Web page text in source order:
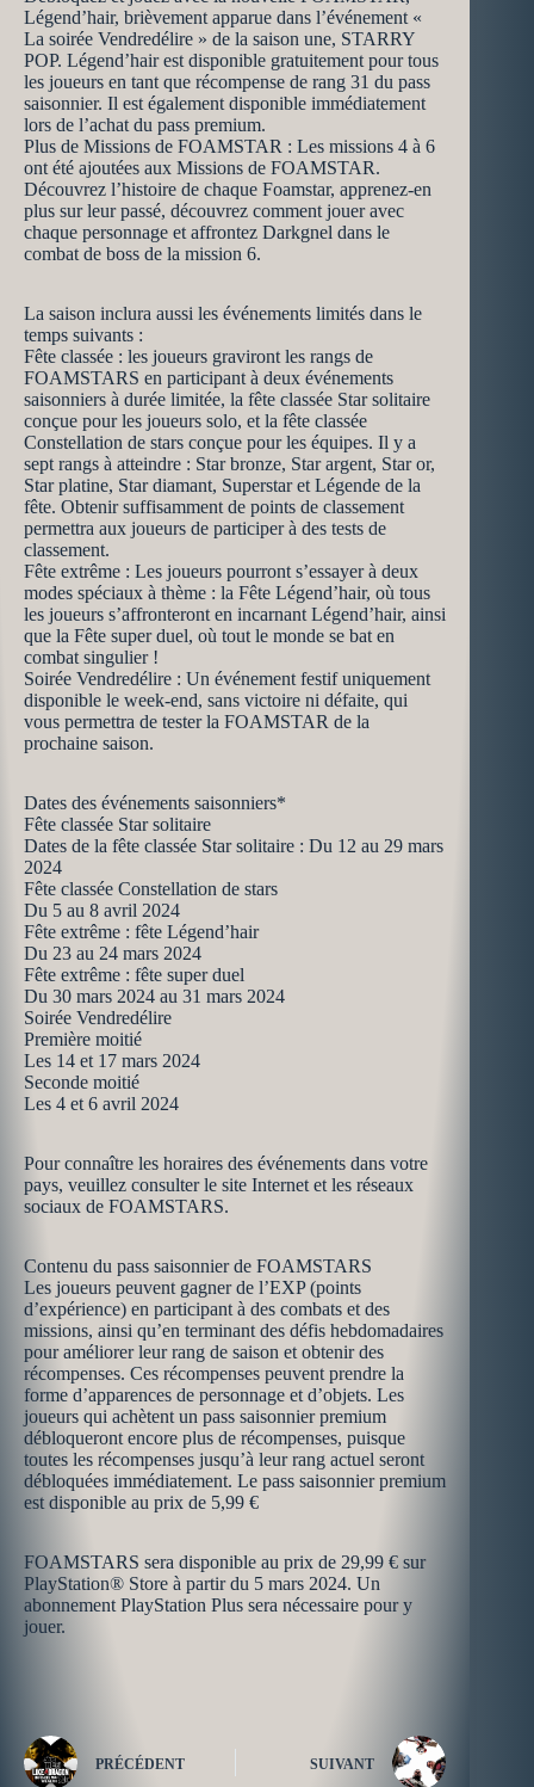
Légend’hair, brièvement apparue dans l’événement «
La soirée Vendredélire » de la saison une, STARRY
POP. Légend’hair est disponible gratuitement pour tous
les joueurs en tant que récompense de rang 31 du pass
saisonnier. Il est également disponible immédiatement
lors de l’achat du pass premium.
Plus de Missions de FOAMSTAR : Les missions 4 à 6
ont été ajoutées aux Missions de FOAMSTAR.
Découvrez l’histoire de chaque Foamstar, apprenez-en
plus sur leur passé, découvrez comment jouer avec
chaque personnage et affrontez Darkgnel dans le
combat de boss de la mission 6.
La saison inclura aussi les événements limités dans le
temps suivants :
Fête classée : les joueurs graviront les rangs de
FOAMSTARS en participant à deux événements
saisonniers à durée limitée, la fête classée Star solitaire
conçue pour les joueurs solo, et la fête classée
Constellation de stars conçue pour les équipes. Il y a
sept rangs à atteindre : Star bronze, Star argent, Star or,
Star platine, Star diamant, Superstar et Légende de la
fête. Obtenir suffisamment de points de classement
permettra aux joueurs de participer à des tests de
classement.
Fête extrême : Les joueurs pourront s’essayer à deux
modes spéciaux à thème : la Fête Légend’hair, où tous
les joueurs s’affronteront en incarnant Légend’hair, ainsi
que la Fête super duel, où tout le monde se bat en
combat singulier !
Soirée Vendredélire : Un événement festif uniquement
disponible le week-end, sans victoire ni défaite, qui
vous permettra de tester la FOAMSTAR de la
prochaine saison.
Dates des événements saisonniers*
Fête classée Star solitaire
Dates de la fête classée Star solitaire : Du 12 au 29 mars
2024
Fête classée Constellation de stars
Du 5 au 8 avril 2024
Fête extrême : fête Légend’hair
Du 23 au 24 mars 2024
Fête extrême : fête super duel
Du 30 mars 2024 au 31 mars 2024
Soirée Vendredélire
Première moitié
Les 14 et 17 mars 2024
Seconde moitié
Les 4 et 6 avril 2024
Pour connaître les horaires des événements dans votre
pays, veuillez consulter le site Internet et les réseaux
sociaux de FOAMSTARS.
Contenu du pass saisonnier de FOAMSTARS
Les joueurs peuvent gagner de l’EXP (points
d’expérience) en participant à des combats et des
missions, ainsi qu’en terminant des défis hebdomadaires
pour améliorer leur rang de saison et obtenir des
récompenses. Ces récompenses peuvent prendre la
forme d’apparences de personnage et d’objets. Les
joueurs qui achètent un pass saisonnier premium
débloqueront encore plus de récompenses, puisque
toutes les récompenses jusqu’à leur rang actuel seront
débloquées immédiatement. Le pass saisonnier premium
est disponible au prix de 5,99 €
FOAMSTARS sera disponible au prix de 29,99 € sur
PlayStation® Store à partir du 5 mars 2024. Un
abonnement PlayStation Plus sera nécessaire pour y
jouer.
PRÉCÉDENT SUIVANT